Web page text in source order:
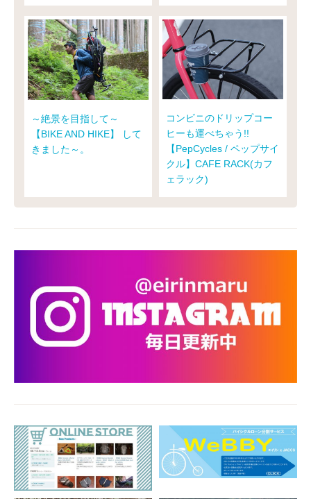
～絶景を目指して～
【BIKE AND HIKE】 して
きました～。
コンビニのドリップコー
ヒーも運べちゃう!!
【PepCycles / ペップサイ
クル】CAFE RACK(カフ
ェラック)